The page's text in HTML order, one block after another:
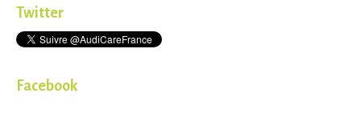
Twitter
Facebook